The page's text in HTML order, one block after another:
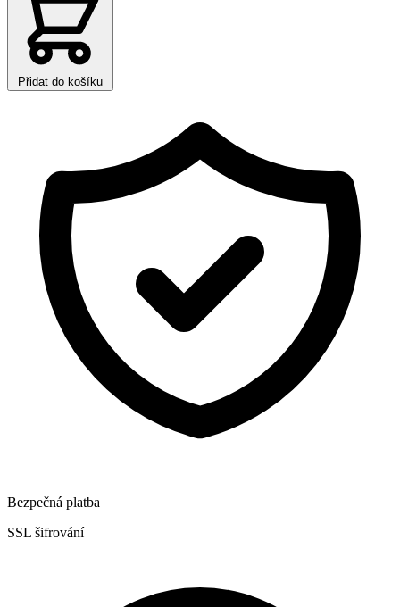
Přidat do košíku
Bezpečná platba
SSL šifrování